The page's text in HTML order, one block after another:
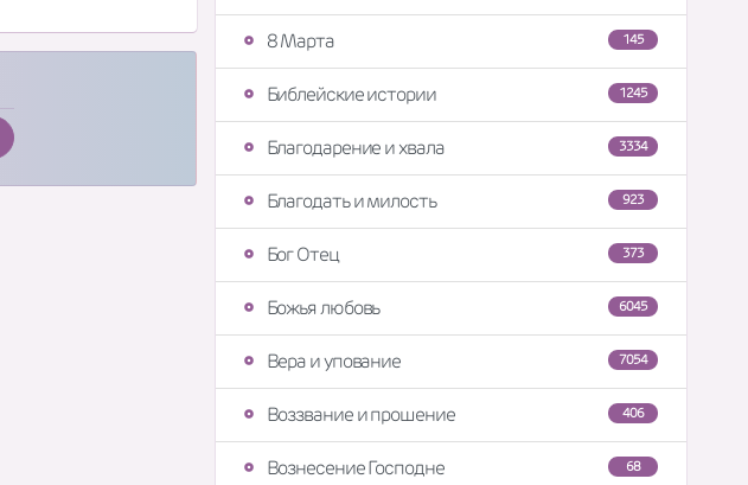
145
8 Марта
1245
Библейские истории
3334
Благодарение и хвала
923
Благодать и милость
373
Бог Отец
6045
Божья любовь
7054
Вера и упование
406
Воззвание и прошение
68
Вознесение Господне